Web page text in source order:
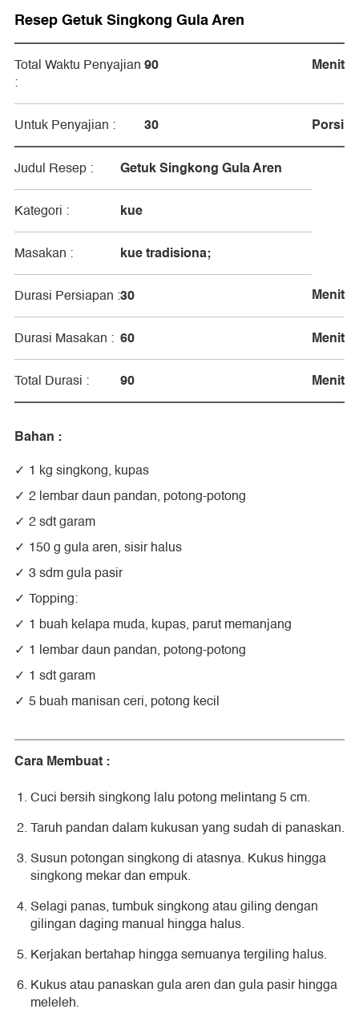
Resep Getuk Singkong Gula Aren
Total Waktu Penyajian
:
90 Menit
Untuk Penyajian : 30 Porsi
Judul Resep : Getuk Singkong Gula Aren
Kategori : kue
Masakan : kue tradisiona;
Durasi Persiapan :30 Menit
Durasi Masakan : 60 Menit
Total Durasi : 90 Menit
Bahan :
1 kg singkong, kupas
2 lembar daun pandan, potong-potong
2 sdt garam
150 g gula aren, sisir halus
3 sdm gula pasir
Topping:
1 buah kelapa muda, kupas, parut memanjang
1 lembar daun pandan, potong-potong
1 sdt garam
5 buah manisan ceri, potong kecil
Cara Membuat :
Cuci bersih singkong lalu potong melintang 5 cm.
Taruh pandan dalam kukusan yang sudah di panaskan.
Susun potongan singkong di atasnya. Kukus hingga
singkong mekar dan empuk.
Selagi panas, tumbuk singkong atau giling dengan
gilingan daging manual hingga halus.
Kerjakan bertahap hingga semuanya tergiling halus.
Kukus atau panaskan gula aren dan gula pasir hingga
meleleh.